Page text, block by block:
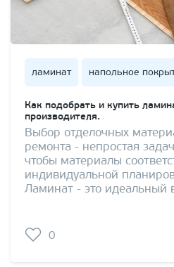
ламинат напольное
Как подобрать и купить
производителя.
Выбор отделочных
ремонта - непростая
чтобы материалы
индивидуальной
Ламинат - это идеальный
0